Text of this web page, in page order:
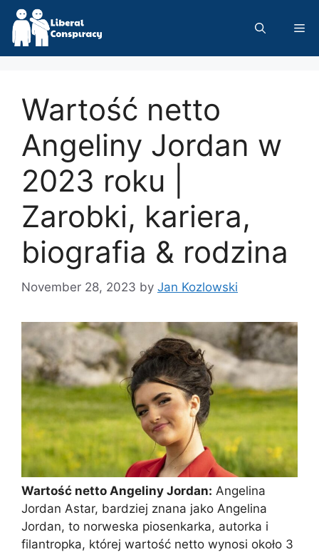
Skip
content
Wartość netto
Angeliny Jordan w
2023 roku |
Zarobki, kariera,
biografia & rodzina
November 28, 2023 by Jan Kozlowski
Wartość netto Angeliny Jordan: Angelina
Jordan Astar, bardziej znana jako Angelina
Jordan, to norweska piosenkarka, autorka i
filantropka, której wartość netto wynosi około 3